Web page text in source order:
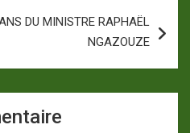
DU MINISTRE RAPHAËL
NGAZOUZE